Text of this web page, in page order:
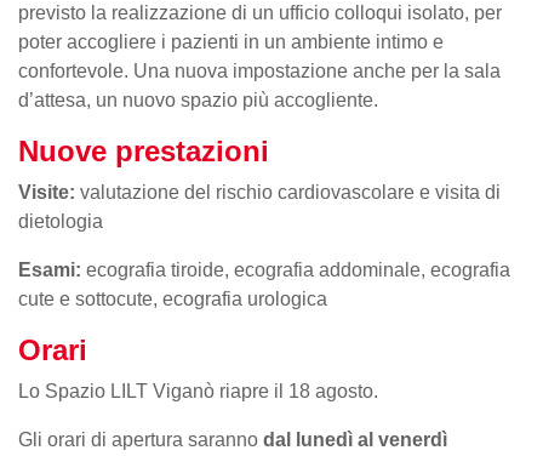
previsto la realizzazione di un ufficio colloqui isolato, per
poter accogliere i pazienti in un ambiente intimo e
confortevole. Una nuova impostazione anche per la sala
d’attesa, un nuovo spazio più accogliente.
Nuove prestazioni
Visite: valutazione del rischio cardiovascolare e visita di
dietologia
Esami: ecografia tiroide, ecografia addominale, ecografia
cute e sottocute, ecografia urologica
Orari
Lo Spazio LILT Viganò riapre il 18 agosto.
Gli orari di apertura saranno dal lunedì al venerdì